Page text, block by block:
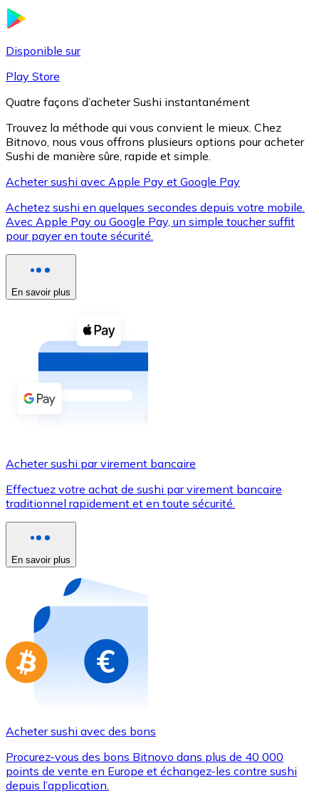
XRP
XRP
Voir toutes
Coupons crypto
Achetez des cryptomonnaies en espèces et d'autres
Acheter avec espèces
Virement SEPA
Utilisez les cartes Visa et Mastercard pour acheter
Acheter avec carte
Nouveau
Achetez des cartes-cadeaux de vos marques
Aller à la boutique de cartes-cadeaux
Disponible sur
Play Store
Quatre façons d’acheter Sushi instantanément
Trouvez la méthode qui vous convient le mieux. Chez
Bitnovo, nous vous offrons plusieurs options pour acheter
Sushi de manière sûre, rapide et simple.
Acheter sushi avec Apple Pay et Google Pay
Achetez sushi en quelques secondes depuis votre mobile.
Avec Apple Pay ou Google Pay, un simple toucher suffit
pour payer en toute sécurité.
En savoir plus
Acheter sushi par virement bancaire
Effectuez votre achat de sushi par virement bancaire
traditionnel rapidement et en toute sécurité.
En savoir plus
Acheter sushi avec des bons
Procurez-vous des bons Bitnovo dans plus de 40 000
points de vente en Europe et échangez-les contre sushi
depuis l’application.